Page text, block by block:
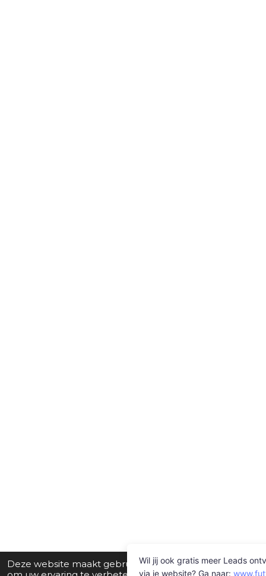
Deze website maakt gebruik van cookies